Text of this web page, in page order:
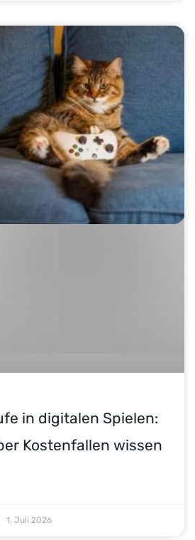
in digitalen Spielen:
Kostenfallen wissen
1. Juli 2026